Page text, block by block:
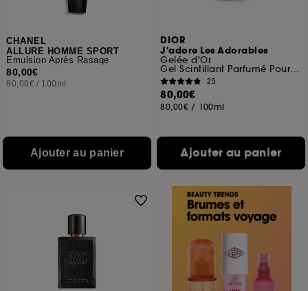
CHANEL
ALLURE HOMME SPORT
Émulsion Après Rasage
80,00€
80,00€ / 100ml
Ajouter au panier
DIOR
J'adore Les Adorables
Gelée d'Or
Gel Scintillant Parfumé Pour Le Corps
25
80,00€
80,00€ / 100ml
Ajouter au panier